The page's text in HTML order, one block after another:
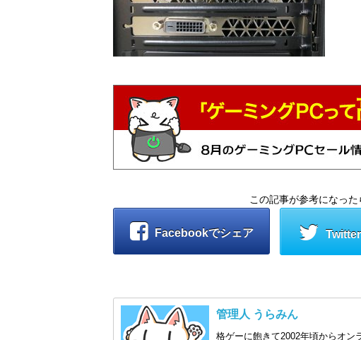
この記事が参考になった
Facebookでシェア
管理人 うらみん
格ゲーに飽きて2002年頃からオン